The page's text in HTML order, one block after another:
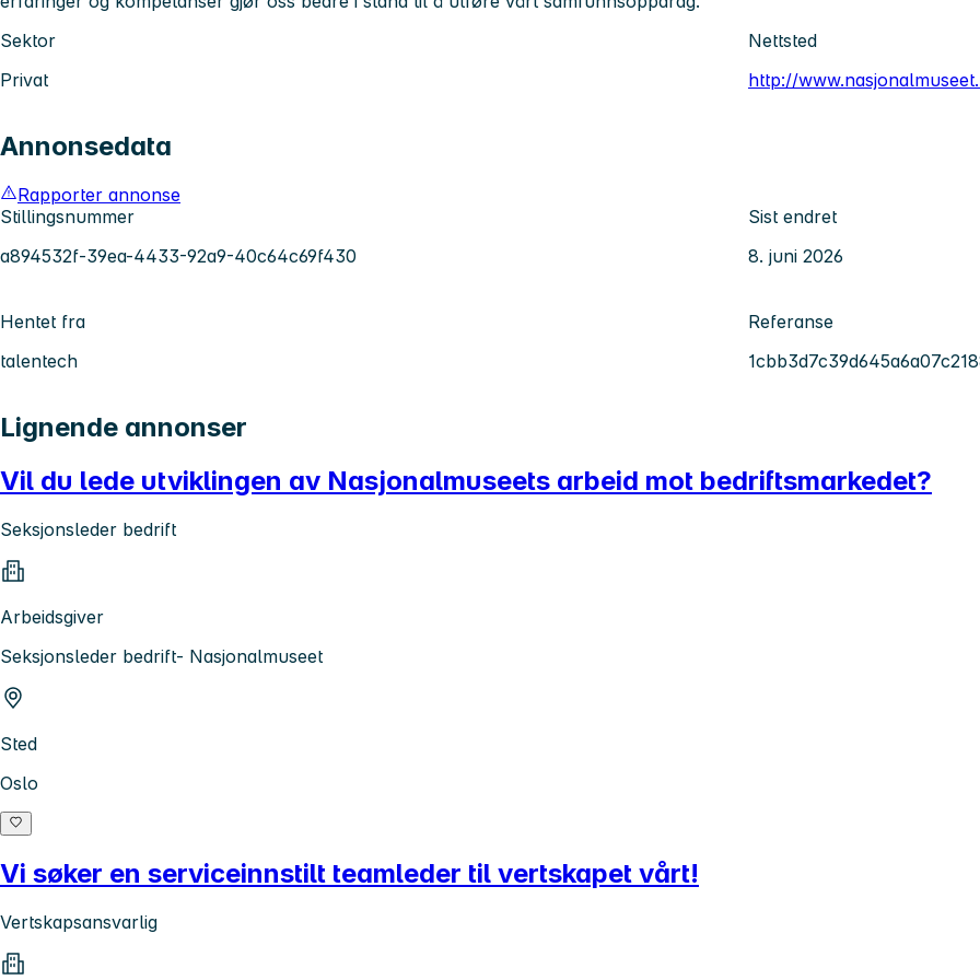
Sektor
Privat
Nettsted
http://
Annonsedata
Rapporter annonse
Stillingsnummer
a894532f-39ea-4433-92a9-40c64c69f430
Sist endret
8. juni 2026
Hentet fra
talentech
Referanse
Lignende annonser
Vil du lede utviklingen av Nasjonalmuseets arbeid mot bedriftsmarkedet?
Seksjonsleder bedrift
Arbeidsgiver
Seksjonsleder bedrift- Nasjonalmuseet
Sted
Oslo
Vi søker en serviceinnstilt teamleder til vertskapet vårt!
Vertskapsansvarlig